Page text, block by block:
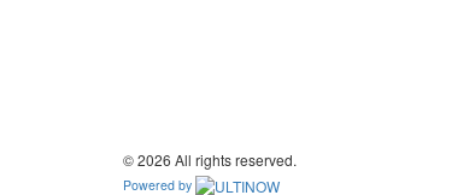
© 2026 All rights reserved.
Powered by